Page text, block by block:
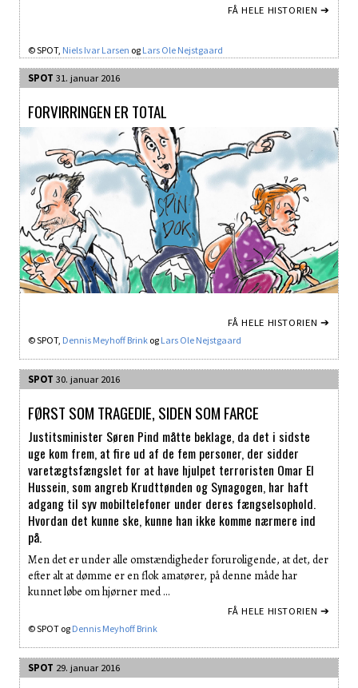
FÅ HELE HISTORIEN ➔
© SPOT, Niels Ivar Larsen og Lars Ole Nejstgaard
SPOT 31. januar 2016
FORVIRRINGEN ER TOTAL
FÅ HELE HISTORIEN ➔
© SPOT, Dennis Meyhoff Brink og Lars Ole Nejstgaard
SPOT 30. januar 2016
FØRST SOM TRAGEDIE, SIDEN SOM FARCE
Justitsminister Søren Pind måtte beklage, da det i sidste
uge kom frem, at fire ud af de fem personer, der sidder
varetægtsfængslet for at have hjulpet terroristen Omar El
Hussein, som angreb Krudttønden og Synagogen, har haft
adgang til syv mobiltelefoner under deres fængselsophold.
Hvordan det kunne ske, kunne han ikke komme nærmere ind
på.
Men det er under alle omstændigheder foruroligende, at det, der
efter alt at dømme er en flok amatører, på denne måde har
kunnet løbe om hjørner med …
FÅ HELE HISTORIEN ➔
© SPOT og Dennis Meyhoff Brink
SPOT 29. januar 2016